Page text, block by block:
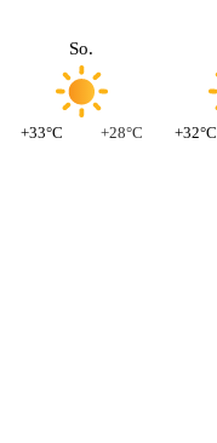
So.
+33°C +28°C +32°C